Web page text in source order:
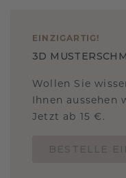
EINZIGARTIG !
3D
Wollen Sie
Ihnen aussehen
Jetzt ab 15 €.